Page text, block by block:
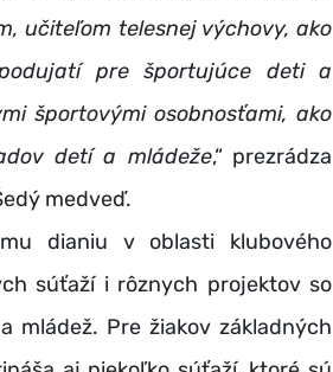
učiteľom telesnej výchovy, ako
pre športujúce deti a
športovými osobnosťami, ako
detí a mládeže,“ prezrádza
medveď.
dianiu v oblasti klubového
súťaží i rôznych projektov so
mládež. Pre žiakov základných